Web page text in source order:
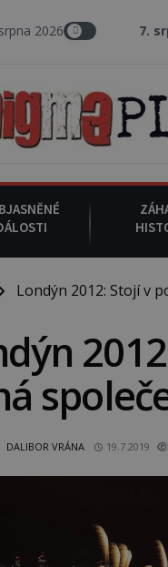
20267. srpna 1994:
Londýn 2012: Stojí v
DALIBOR VRÁNA 19.7.2019